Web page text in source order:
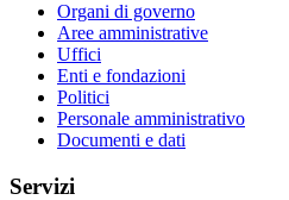
Organi di governo
Aree amministrative
Uffici
Enti e fondazioni
Politici
Personale amministrativo
Documenti e dati
Servizi